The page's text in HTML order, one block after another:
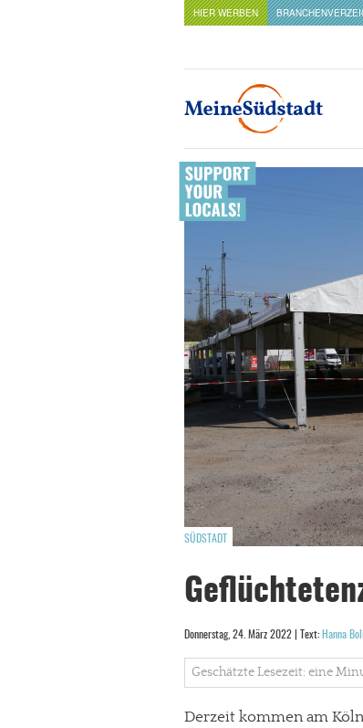
HIER WERBEN
SÜDSTADT
Donnerstag, 24. März 2022 | Text: Hanna
Geschätzte Lesezeit: eine
Derzeit kommen am